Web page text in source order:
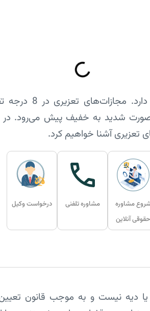
مجازات تعزیری
تعزیری آشنا خواهیم کرد.
مشاوره
حقوقی آنلاین
مشاوره تلفنی درخواست وکیل
دیه نیست و به موجب قانون